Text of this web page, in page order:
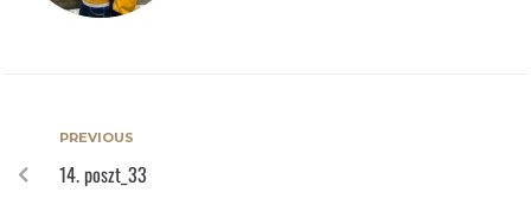
PREVIOUS
14. poszt_33